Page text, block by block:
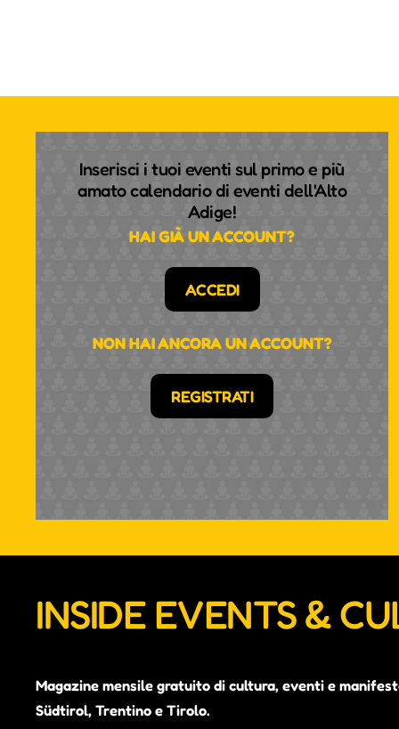
Inserisci i tuoi eventi sul primo e più
amato calendario di eventi dell'Alto
Adige!
HAI GIÀ UN ACCOUNT?
ACCEDI
NON HAI ANCORA UN ACCOUNT?
REGISTRATI
INSIDE EVENTS &
Magazine mensile gratuito di cultura, eventi e
Südtirol, Trentino e Tirolo.